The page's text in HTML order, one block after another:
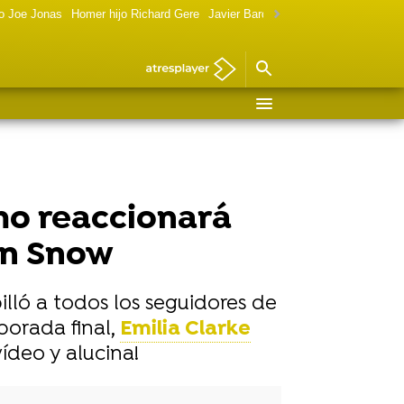
Joe Jonas Homer hijo Richard Gere Javier Bardem política
reaccionará
Snow
a todos los seguidores de
final, Emilia Clarke
y alucina!